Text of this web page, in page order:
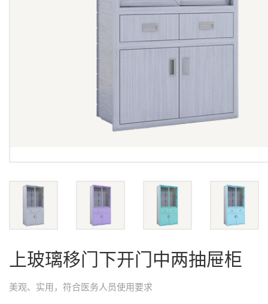
上玻璃移门下开门中两抽屉柜
美观、实用，符合医务人员使用要求